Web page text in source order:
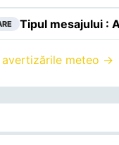
Tipul mesajului :
meteo →